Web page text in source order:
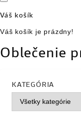
NOVINKY
MOTOCYKLE
Váš košík
Váš košík je prázdny!
Oblečenie
KATEGÓRIA